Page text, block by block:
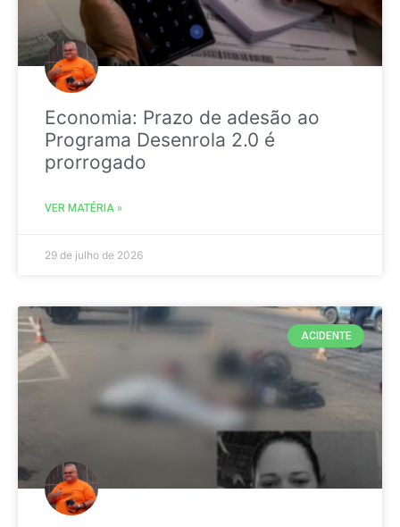
Economia: Prazo de adesão ao
Programa Desenrola 2.0 é
prorrogado
VER MATÉRIA »
29 de julho de 2026
ACIDENTE